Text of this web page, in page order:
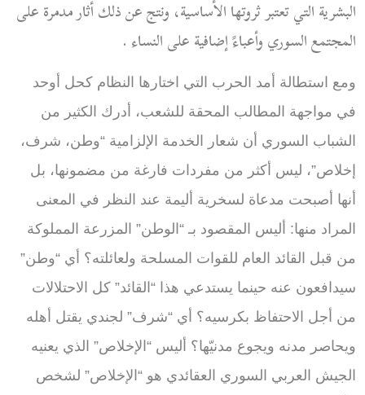
البشرية التي تعتبر ثروتها الأساسية، ونتج عن ذلك أثار مدمرة على
المجتمع السوري وأعباءً إضافية على النساء.
ومع استطالة أمد الحرب التي اختارها النظام كحل أوحد
في مواجهة المطالب المحقة للشعب، أدرك الكثير من
الشباب السوري أن شعار الخدمة الإلزامية “وطن، شرف،
إخلاص”، ليس أكثر من مفردات فارغة من مضمونها، بل
أنها أصبحت مدعاة لسخرية أليمة عند النظر في المعنى
المراد منها: أليس المقصود بـ “الوطن” المزرعة المملوكة
من قبل القائد العام للقوات المسلحة ولعائلته؟ أي “وطن”
سيدافعون عنه حينما يستدعي هذا “القائد” كل الاحتلالات
من أجل الاحتفاظ بكرسيه؟ أي “شرف” لجندي يقتل أهله
ويحاصر مدنه ويجوع مدنيّها؟ أليس “الإخلاص” الذي يعنيه
الجيش العربي السوري العقائدي هو “الإخلاص” لشخص